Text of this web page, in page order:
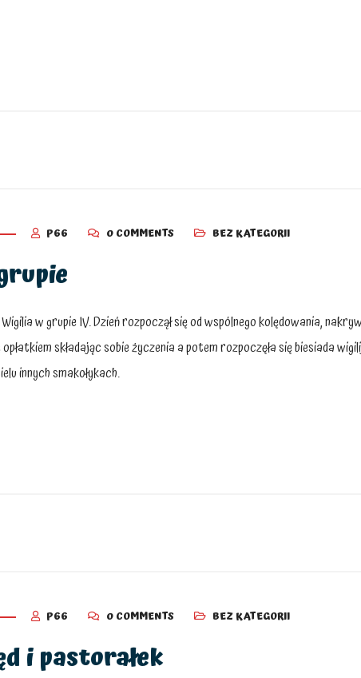
P66 0 COMMENTS BEZ KATEGORII
Wigilia w grupie IV. Dzień rozpoczął się od wspólnego kolędowania,
składając sobie życzenia a potem rozpoczęła się biesiada
innych smakołykach.
P66 0 COMMENTS BEZ KATEGORII
i pastorałek